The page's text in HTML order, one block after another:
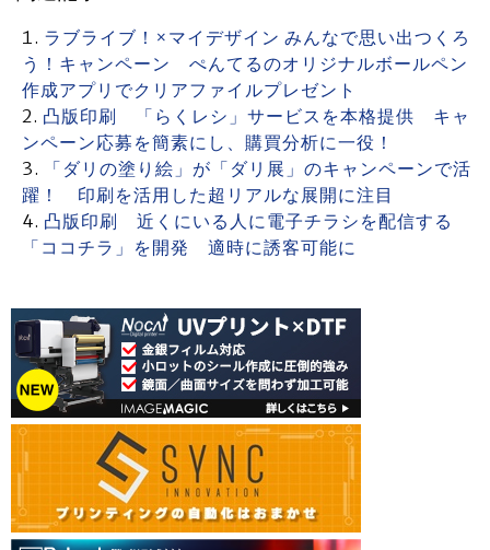
ラブライブ！×マイデザイン みんなで思い出つくろ
う！キャンペーン ぺんてるのオリジナルボールペン
作成アプリでクリアファイルプレゼント
凸版印刷 「らくレシ」サービスを本格提供 キャ
ンペーン応募を簡素にし、購買分析に一役！
「ダリの塗り絵」が「ダリ展」のキャンペーンで活
躍！ 印刷を活用した超リアルな展開に注目
凸版印刷 近くにいる人に電子チラシを配信する
「ココチラ」を開発 適時に誘客可能に